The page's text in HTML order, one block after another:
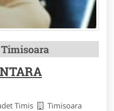
Timis
Timisoara